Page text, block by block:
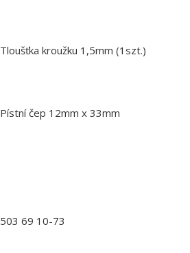
Tloušťka kroužku 1,5mm (1szt.)
Pístní čep 12mm x 33mm
503 69 10-73